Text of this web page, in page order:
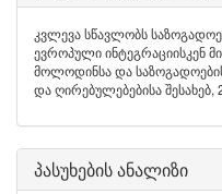
კვლევა სწავლობს
ევროპული ინტეგრაციისკენ
მოლოდინსა და
და ღირებულებებისა შესახებ,
პასუხების ანალიზი